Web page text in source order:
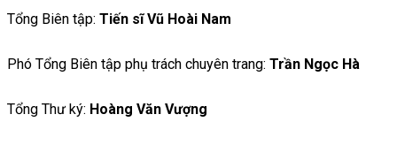
Tổng Biên tập: Tiến sĩ Vũ Hoài Nam
Phó Tổng Biên tập phụ trách chuyên trang: Trần Ngọc Hà
Tổng Thư ký: Hoàng Văn Vượng